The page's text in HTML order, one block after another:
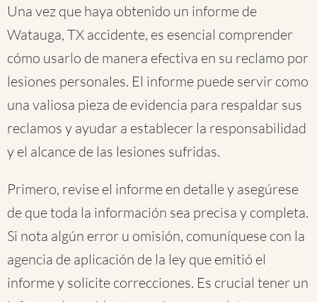
Una vez que haya obtenido un informe de
Watauga, TX accidente, es esencial comprender
cómo usarlo de manera efectiva en su reclamo por
lesiones personales. El informe puede servir como
una valiosa pieza de evidencia para respaldar sus
reclamos y ayudar a establecer la responsabilidad
y el alcance de las lesiones sufridas.
Primero, revise el informe en detalle y asegúrese
de que toda la información sea precisa y completa.
Si nota algún error u omisión, comuníquese con la
agencia de aplicación de la ley que emitió el
informe y solicite correcciones. Es crucial tener un